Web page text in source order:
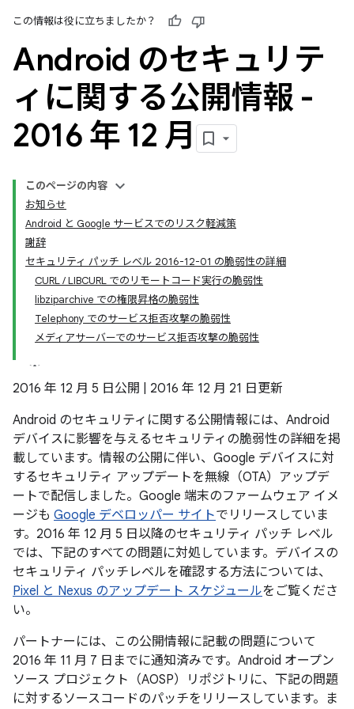
この情報は役に立ちましたか？
Android のセキュリテ
ィに関する公開情報 -
2016 年 12 月
このページの内容
お知らせ
Android と Google サービスでのリスク軽減策
謝辞
セキュリティ パッチ レベル 2016-12-01 の脆弱性の詳細
CURL / LIBCURL でのリモートコード実行の脆弱性
libziparchive での権限昇格の脆弱性
Telephony でのサービス拒否攻撃の脆弱性
メディアサーバーでのサービス拒否攻撃の脆弱性
2016 年 12 月 5 日公開 | 2016 年 12 月 21 日更新
Android のセキュリティに関する公開情報には、Android
デバイスに影響を与えるセキュリティの脆弱性の詳細を掲
載しています。情報の公開に伴い、Google デバイスに対
するセキュリティ アップデートを無線（OTA）アップデ
ートで配信しました。Google 端末のファームウェア イメ
ージも Google デベロッパー サイトでリリースしていま
す。2016 年 12 月 5 日以降のセキュリティ パッチ レベル
では、下記のすべての問題に対処しています。デバイスの
セキュリティ パッチレベルを確認する方法については、
Pixel と Nexus のアップデート スケジュールをご覧くださ
い。
パートナーには、この公開情報に記載の問題について
2016 年 11 月 7 日までに通知済みです。Android オープン
ソース プロジェクト（AOSP）リポジトリに、下記の問題
に対するソースコードのパッチをリリースしています。ま